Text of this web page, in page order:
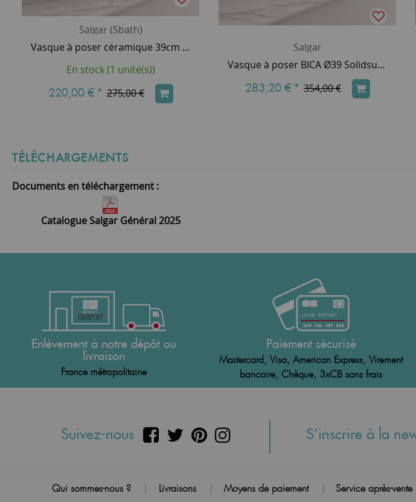
Salgar (Sbath)
Vasque à poser céramique 39cm blanc mat - SALGAR Réf. 24555
En stock (1 unité(s))
220,00 € * 275,00 €
Salgar
Vasque à poser BICA Ø39 Solidsurface Blanc mat (percée 1 trou de robinet) - SALGAR Réf. 97647
283,20 € * 354,00 €
TÉLÉCHARGEMENTS
Documents en téléchargement :
Catalogue Salgar Général 2025
Enlèvement à notre dépôt ou
livraison
France métropolitaine
Paiement sécurisé
Mastercard, Visa, American Express, Virement
bancaire, Chèque, 3xCB sans frais
Suivez-nous S’inscrire à la
Qui sommes-nous ? Livraisons Moyens de paiement Service après-vente